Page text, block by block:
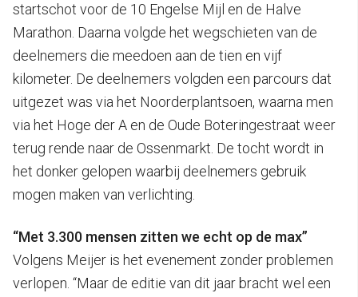
startschot voor de 10 Engelse Mijl en de Halve
Marathon. Daarna volgde het wegschieten van de
deelnemers die meedoen aan de tien en vijf
kilometer. De deelnemers volgden een parcours dat
uitgezet was via het Noorderplantsoen, waarna men
via het Hoge der A en de Oude Boteringestraat weer
terug rende naar de Ossenmarkt. De tocht wordt in
het donker gelopen waarbij deelnemers gebruik
mogen maken van verlichting.
“Met 3.300 mensen zitten we echt op de max”
Volgens Meijer is het evenement zonder problemen
verlopen. “Maar de editie van dit jaar bracht wel een